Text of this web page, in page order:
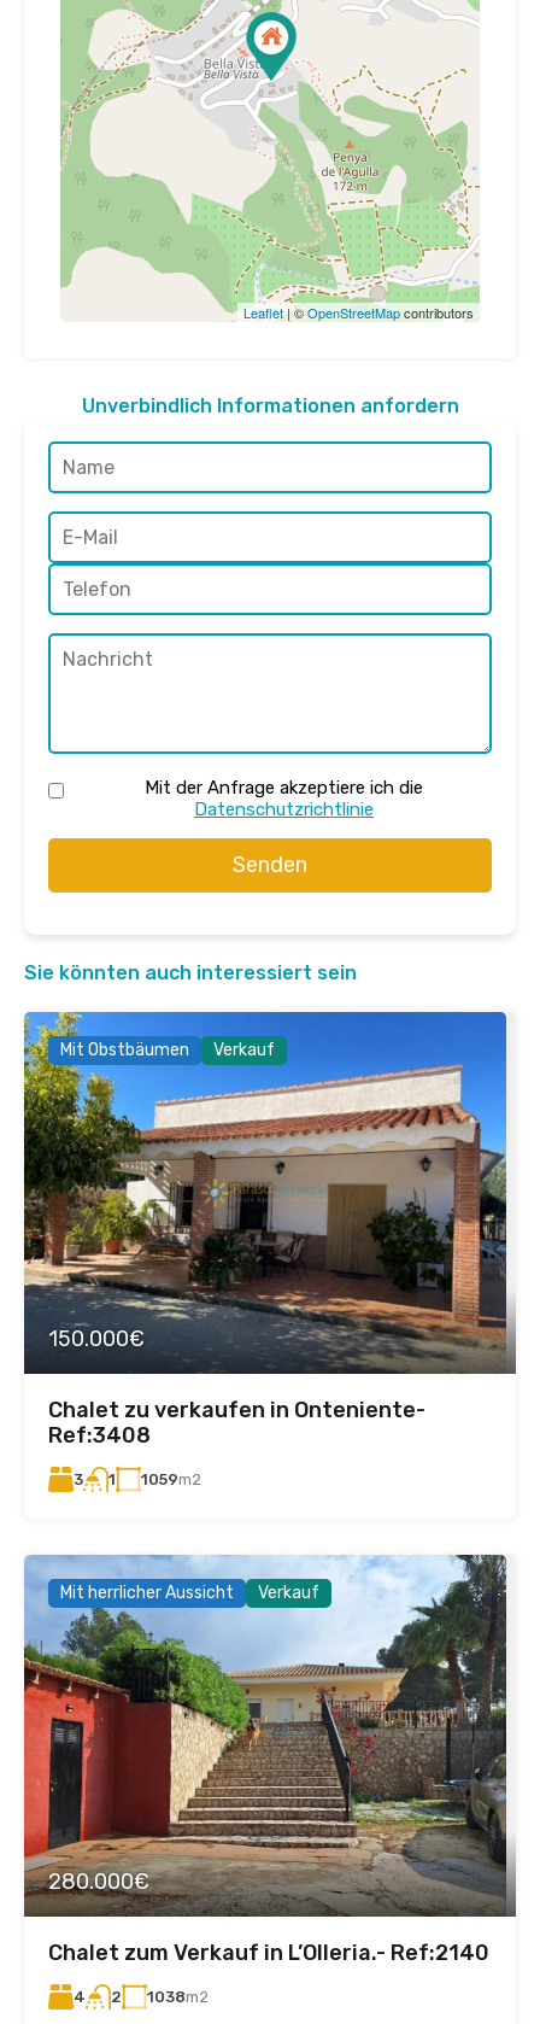
Leaflet | ©OpenStreetMapcontributors
Unverbindlich Informationen anfordern
Mit der Anfrage akzeptiere ich die
Datenschutzrichtlinie
Senden
Sie könnten auch interessiert sein
Mit Obstbäumen Verkauf
150.000€
Chalet zu verkaufen in Onteniente-
Ref:3408
3 1 1059m2
Mit herrlicher Aussicht Verkauf
280.000€
Chalet zum Verkauf in L’Olleria.- Ref:2140
4 2 1038m2